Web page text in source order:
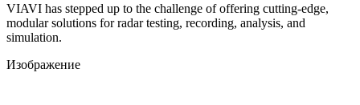
VIAVI has stepped up to the challenge of offering cutting-edge,
modular solutions for radar testing, recording, analysis, and
simulation.
Изображение